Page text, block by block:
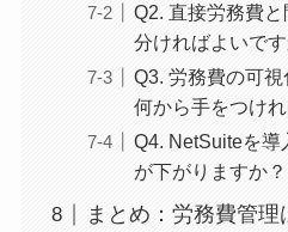
Q2. 直接労務費
分ければよいです
Q3. 労務費の可
何から手をつけ
Q4. NetSuiteを
が下がりますか？
まとめ：労務費管